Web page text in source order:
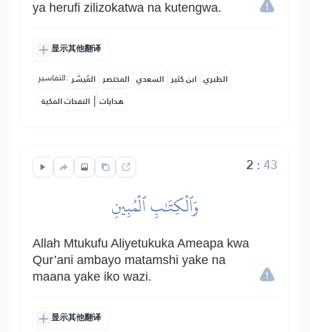
ya herufi zilizokatwa na kutengwa.
显示其他翻译
التفاسير: المُيسَّر المختصر السعدي ابن كثير الطبري
النفحات المكية | هدايات
2 :43
وَٱلۡكِتَٰبِ ٱلۡمُبِينِ
Allah Mtukufu Aliyetukuka Ameapa kwa
Qur’ani ambayo matamshi yake na
maana yake iko wazi.
显示其他翻译